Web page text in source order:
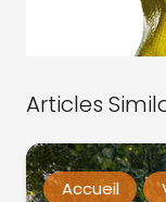
Articles
Accueil